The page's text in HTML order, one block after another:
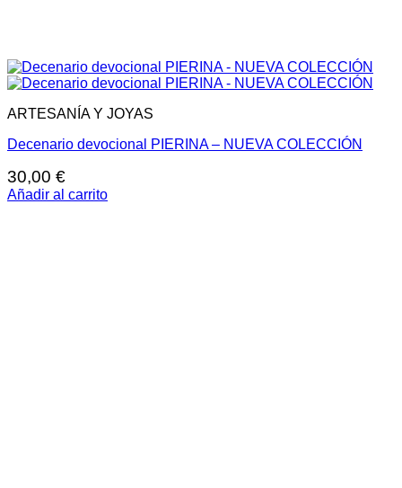
ARTESANÍA Y JOYAS
Decenario devocional PIERINA – NUEVA COLECCIÓN
30,00 €
Añadir al carrito